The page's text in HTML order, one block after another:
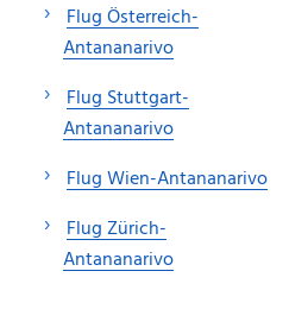
Flug Österreich-
Antananarivo
Flug Stuttgart-
Antananarivo
Flug Wien-Antananarivo
Flug Zürich-
Antananarivo